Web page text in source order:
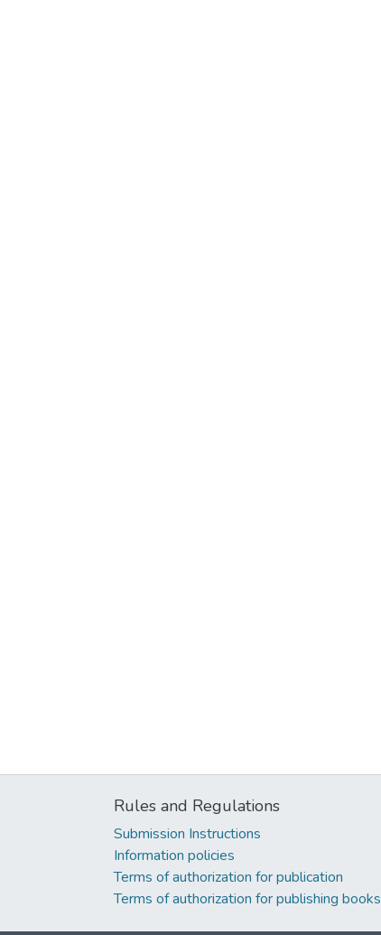
Rules and Regulations
Submission Instructions
Information policies
Terms of authorization for publication
Terms of authorization for publishing books